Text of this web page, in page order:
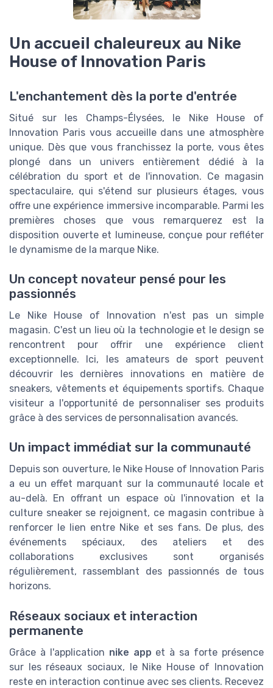
Un accueil chaleureux au Nike
House of Innovation Paris
L'enchantement dès la porte d'entrée
Situé sur les Champs-Élysées, le Nike House of
Innovation Paris vous accueille dans une atmosphère
unique. Dès que vous franchissez la porte, vous êtes
plongé dans un univers entièrement dédié à la
célébration du sport et de l'innovation. Ce magasin
spectaculaire, qui s'étend sur plusieurs étages, vous
offre une expérience immersive incomparable. Parmi les
premières choses que vous remarquerez est la
disposition ouverte et lumineuse, conçue pour refléter
le dynamisme de la marque Nike.
Un concept novateur pensé pour les
passionnés
Le Nike House of Innovation n'est pas un simple
magasin. C'est un lieu où la technologie et le design se
rencontrent pour offrir une expérience client
exceptionnelle. Ici, les amateurs de sport peuvent
découvrir les dernières innovations en matière de
sneakers, vêtements et équipements sportifs. Chaque
visiteur a l'opportunité de personnaliser ses produits
grâce à des services de personnalisation avancés.
Un impact immédiat sur la communauté
Depuis son ouverture, le Nike House of Innovation Paris
a eu un effet marquant sur la communauté locale et
au-delà. En offrant un espace où l'innovation et la
culture sneaker se rejoignent, ce magasin contribue à
renforcer le lien entre Nike et ses fans. De plus, des
événements spéciaux, des ateliers et des
collaborations exclusives sont organisés
régulièrement, rassemblant des passionnés de tous
horizons.
Réseaux sociaux et interaction
permanente
Grâce à l'application nike app et à sa forte présence
sur les réseaux sociaux, le Nike House of Innovation
reste en interaction continue avec ses clients. Recevez